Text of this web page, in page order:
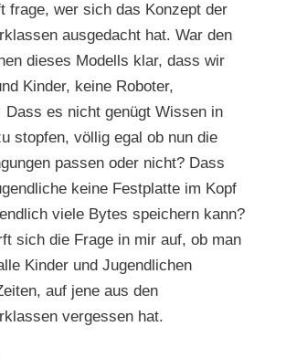
frage, wer sich das Konzept der
ausgedacht hat. War den
dieses Modells klar, dass wir
Kinder, keine Roboter,
es nicht genügt Wissen in
stopfen, völlig egal ob nun die
passen oder nicht? Dass
keine Festplatte im Kopf
viele Bytes speichern kann?
sich die Frage in mir auf, ob man
Kinder und Jugendlichen
auf jene aus den
vergessen hat.